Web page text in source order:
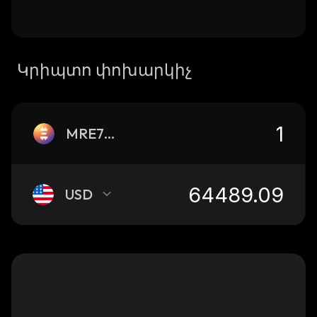
Կրիպտո փոխարկիչ
MRE7BTC
USD